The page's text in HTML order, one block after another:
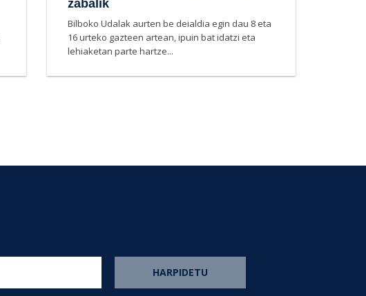
zabalik
Bilboko Udalak aurten be deialdia egin dau 8 eta
16 urteko gazteen artean, ipuin bat idatzi eta
lehiaketan parte hartze...